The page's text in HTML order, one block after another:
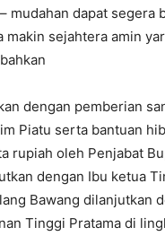
mudahan dapat segera
makin sejahtera amin
dengan pemberian
Piatu serta bantuan
rupiah oleh Penjabat
dengan Ibu ketua
Bawang dilanjutkan
Tinggi Pratama di